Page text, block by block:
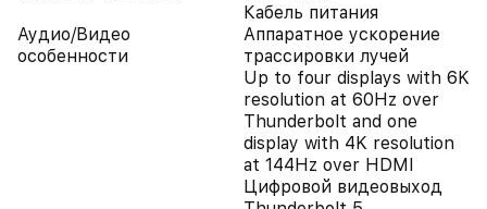
Кабель питания
Аудио/Видео
особенности
Аппаратное ускорение
трассировки лучей
Up to four displays with 6K
resolution at 60Hz over
Thunderbolt and one
display with 4K resolution
at 144Hz over HDMI
Цифровой видеовыход